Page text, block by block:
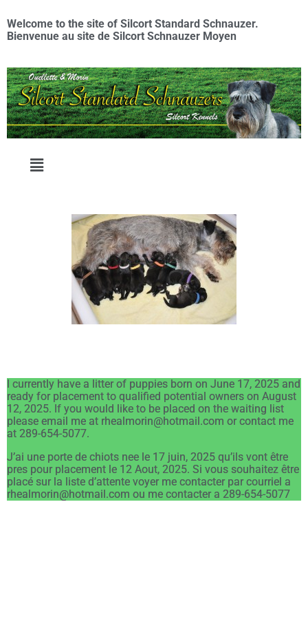
Welcome to the site of Silcort Standard Schnauzer.
Bienvenue au site de Silcort Schnauzer Moyen
I currently have a litter of puppies born on June 17, 2025 and
ready for placement to qualified potential owners on August
12, 2025. If you would like to be placed on the waiting list
please email me at rhealmorin@hotmail.com or contact me
at 289-654-5077.
J’ai une porte de chiots nee le 17 juin, 2025 qu’ils vont être
pres pour placement le 12 Aout, 2025. Si vous souhaitez être
placé sur la liste d’attente voyer me contacter par courriel a
rhealmorin@hotmail.com ou me contacter a 289-654-5077